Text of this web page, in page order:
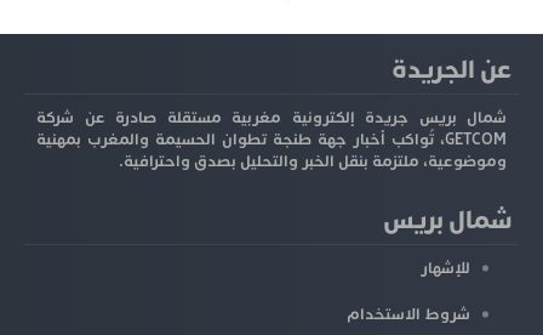
عن الجريدة
شمال بريس جريدة إلكترونية مغربية مستقلة صادرة عن شركة
GETCOM، تُواكب أخبار جهة طنجة تطوان الحسيمة والمغرب بمهنية
وموضوعية، ملتزمة بنقل الخبر والتحليل بصدق واحترافية.
شمال بريس
للإشهار
شروط الاستخدام